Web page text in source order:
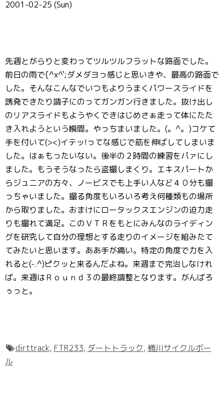
2001-02-25 (Sun)
先週とがらりと変わってツルツルフラットな路面でした。
前日の雨で{^x^`;ダメダヨっ感じと思いきや、最高の路面で
した。そんなこんなでいつもよりうまくパワースライドを
誘発できたり調子にのってガンガン行きました。抜け出し
のリアスライドもようやくできはじめさぁ走って体にたた
き入れようという瞬間。やっちまいました。(。^。)コケて
手を付いて(><)イテッ!ってな感じで筋を伸ばしてしまいま
した。はぁもったいない。後半の２時間の練習をパァにし
ました。もうそうなったら盗撮しまくり。エキスパートか
らジュニアの方々、ノービスでも上手い人など４０分も撮
っちゃいました。撮る角度もいろいろ考え何種類もの場所
から取りました。おまけにロータックスエンジンの迫力走
りも撮れて満足。このＶＴＲをもとにみんなのライディン
グを研究して自分の理想とする走りのイメージを組みたて
てみたいと思います。ああ手が痛い。特定の角度で力を入
れると(-.^)ピクッと来るんだよね。来週まで完治しなけれ
ば。来週はＲｏｕｎｄ３の最終調整となります。がんばろ
ぅっと。
dirttrack, FTR233, ダートトラック, 桶川サイクルボー
ル